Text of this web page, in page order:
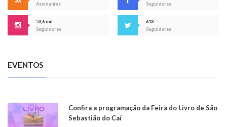
Assinantes
Seguidores
53,6 mil
Seguidores
618
Seguidores
EVENTOS
Confira a programação da Feira do Livro de São
Sebastião do Caí